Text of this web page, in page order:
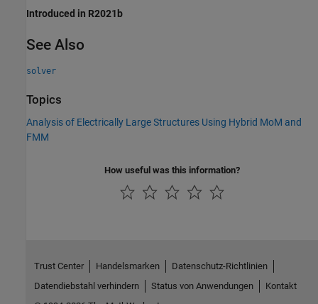
Introduced in R2021b
See Also
solver
Topics
Analysis of Electrically Large Structures Using Hybrid MoM and
FMM
How useful was this information?
Trust Center Handelsmarken
Datenschutz-Richtlinien
Datendiebstahl verhindern
Status von Anwendungen
Kontakt